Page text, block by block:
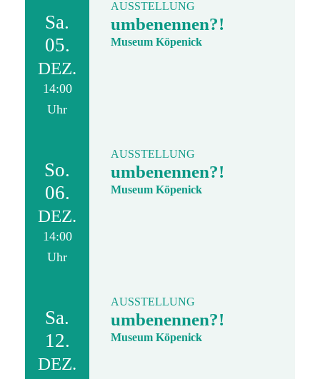
Sa.
05.
DEZ.
14:00
Uhr
AUSSTELLUNG
umbenennen?!
Museum Köpenick
So.
06.
DEZ.
14:00
Uhr
AUSSTELLUNG
umbenennen?!
Museum Köpenick
Sa.
12.
DEZ.
AUSSTELLUNG
umbenennen?!
Museum Köpenick